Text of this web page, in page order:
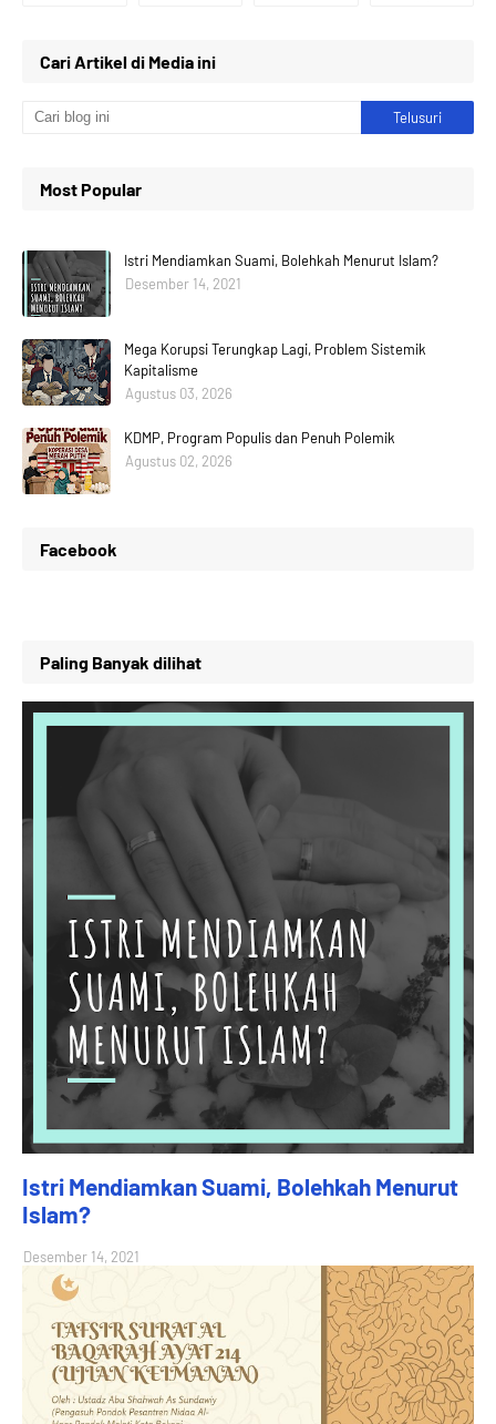
Cari Artikel di Media ini
Most Popular
Istri Mendiamkan Suami, Bolehkah Menurut Islam?
Desember 14, 2021
Mega Korupsi Terungkap Lagi, Problem Sistemik
Kapitalisme
Agustus 03, 2026
KDMP, Program Populis dan Penuh Polemik
Agustus 02, 2026
Facebook
Paling Banyak dilihat
Istri Mendiamkan Suami, Bolehkah Menurut
Islam?
Desember 14, 2021